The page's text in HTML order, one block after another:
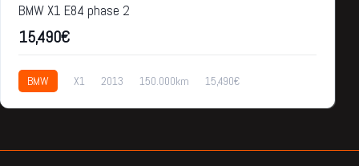
BMW X1 E84 phase 2
15,490€
BMW X1 2013 150.000km 15,490€